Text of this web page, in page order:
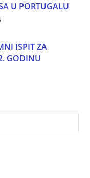
U PORTUGALU
ISPIT ZA
GODINU